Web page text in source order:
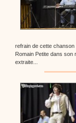
refrain de cette
Romain Petite dans son
extraite...